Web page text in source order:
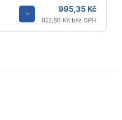
995,35 Kč
822,60 Kč bez DPH